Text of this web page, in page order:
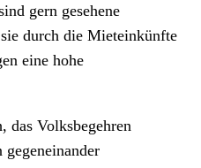
gern gesehene
durch die Mieteinkünfte
eine hohe
das Volksbegehren
gegeneinander